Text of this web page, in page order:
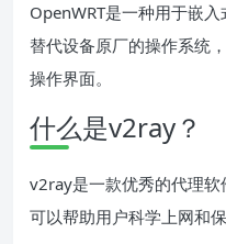
OpenWRT是一种用于嵌
替代设备原厂的操作系统
操作界面。
什么是v2ray？
v2ray是一款优秀的代理软
可以帮助用户科学上网和保